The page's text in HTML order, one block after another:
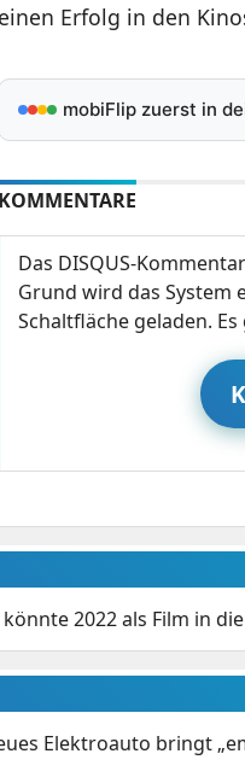
einen Erfolg in den
mobiFlip zuerst in
KOMMENTARE
Das DISQUS-
Grund wird das System
Schaltfläche geladen.
2022 als Film in
Elektroauto bringt